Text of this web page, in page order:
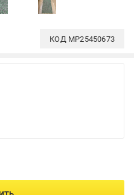
КОД MP25450673